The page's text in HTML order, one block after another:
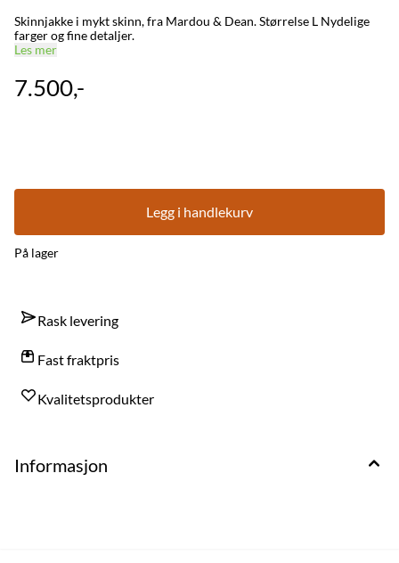
Skinnjakke i mykt skinn, fra Mardou & Dean. Størrelse L Nydelige
farger og fine detaljer.
Les mer
7.500,-
Legg i handlekurv
På lager
Rask levering
Fast fraktpris
Kvalitetsprodukter
Informasjon